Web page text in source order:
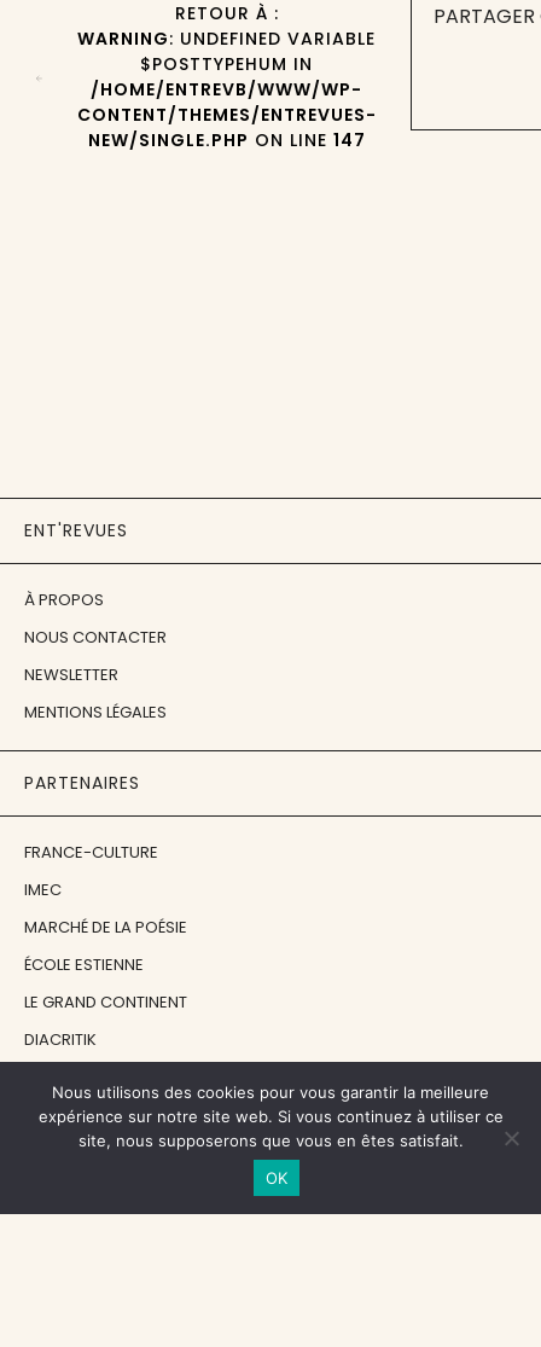
RETOUR À :
WARNING: UNDEFINED VARIABLE
$POSTTYPEHUM IN
/HOME/ENTREVB/WWW/WP-
CONTENT/THEMES/ENTREVUES-
NEW/SINGLE.PHP ON LINE 147
ENT'REVUES
À PROPOS
NOUS CONTACTER
NEWSLETTER
MENTIONS LÉGALES
PARTENAIRES
FRANCE-CULTURE
IMEC
MARCHÉ DE LA POÉSIE
ÉCOLE ESTIENNE
LE GRAND CONTINENT
DIACRITIK
NOS SOUTIENS
CENTRE NATIONAL DU LIVRE
Nous utilisons des cookies pour vous garantir la meilleure
expérience sur notre site web. Si vous continuez à utiliser ce
site, nous supposerons que vous en êtes satisfait.
OK